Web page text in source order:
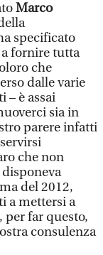
Marco
specificato
a fornire tutta
che
dalle varie
– è assai
sia in
parere infatti
che non
disponeva
del 2012,
a mettersi a
per far questo,
consulenza